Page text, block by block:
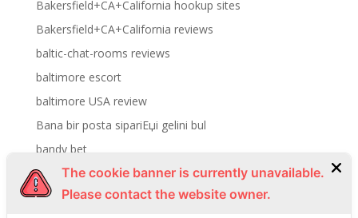
Bakersfield+CA+California hookup sites
Bakersfield+CA+California reviews
baltic-chat-rooms reviews
baltimore escort
baltimore USA review
Bana bir posta sipariЕџi gelini bul
bandy bet
banks personal loans
Baptist Dating username
The cookie banner is currently unavailable.
Please contact the website owner.